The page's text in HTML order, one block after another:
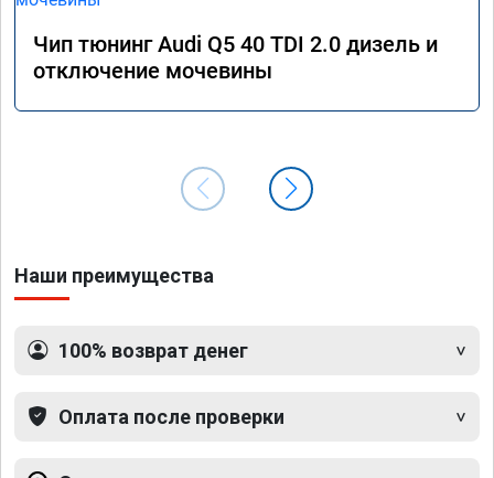
Чип тюнинг Audi Q5 40 TDI 2.0 дизель и
отключение мочевины
Наши преимущества
100% возврат денег
Оплата после проверки